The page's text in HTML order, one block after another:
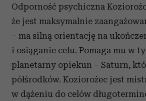
Odporność psychiczna
że jest maksymalnie
– ma silną orientację na
i osiąganie celu. Pomaga mu w
planetarny opiekun – Saturn,
półśrodków. Koziorożec jest
w dążeniu do celów